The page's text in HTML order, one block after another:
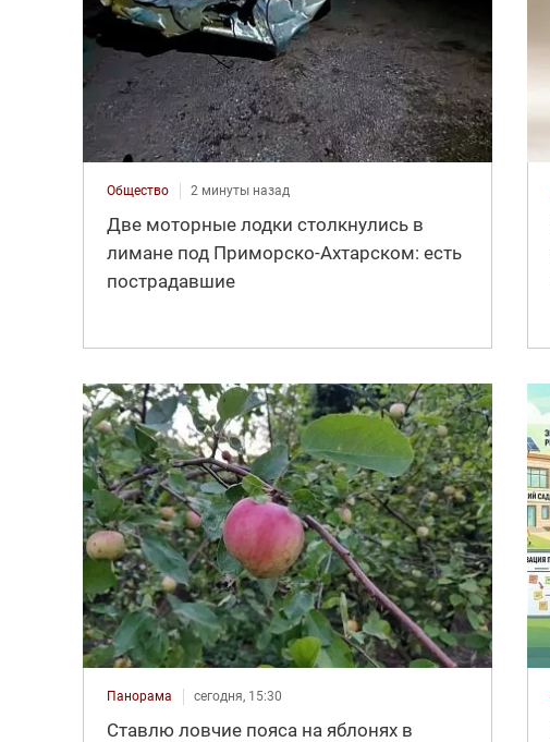
Общество 2 минуты назад
Две моторные лодки столкнулись в
лимане под Приморско-Ахтарском: есть
пострадавшие
Панорама сегодня, 15:30
Ставлю ловчие пояса на яблонях в